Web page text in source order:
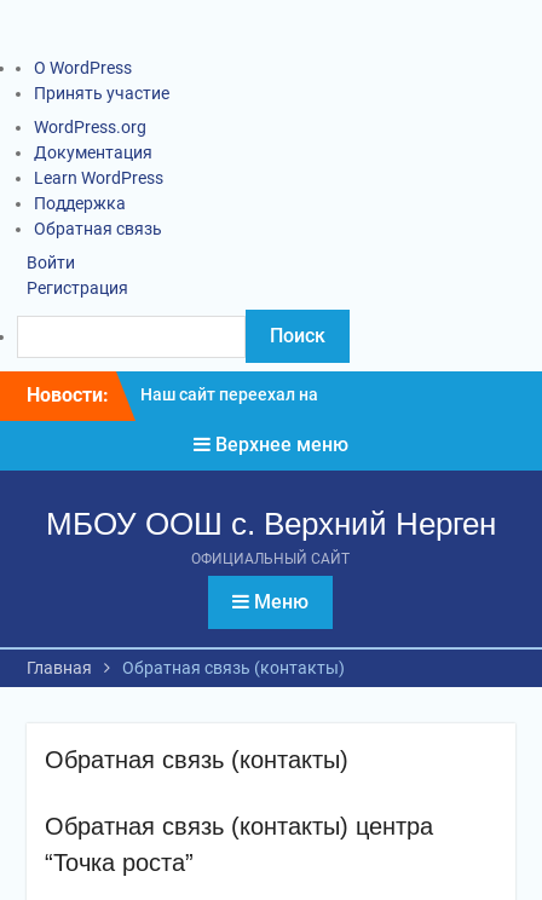
О WordPress
Принять участие
WordPress.org
Документация
Learn WordPress
Поддержка
Обратная связь
Войти
Регистрация
Новости:
Наш сайт переехал на
Информация о введении
карантинных
Социально-
тестирование
обучающихся
Верхнее меню
МБОУ ООШ с. Верхний Нерген
ОФИЦИАЛЬНЫЙ САЙТ
Меню
Главная Обратная связь (контакты)
Обратная связь (контакты)
Обратная связь (контакты) центра
“Точка роста”